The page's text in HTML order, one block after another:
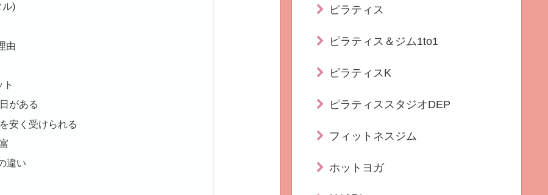
ル)
由
がある
安く受けられる
違い
ピラティス
ピラティス＆ジム1to1
ピラティスK
ピラティススタジオDEP
フィットネスジム
ホットヨガ